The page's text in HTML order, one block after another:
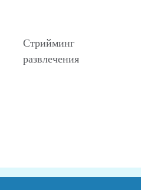
Стрийминг
развлечения